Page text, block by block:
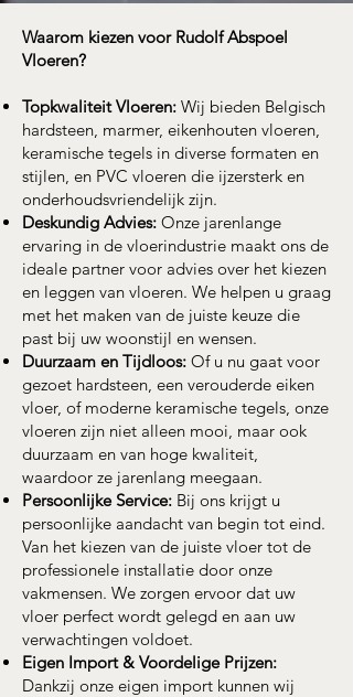
Waarom kiezen voor Rudolf Abspoel
Vloeren?
Topkwaliteit Vloeren: Wij bieden Belgisch
hardsteen, marmer, eikenhouten vloeren,
keramische tegels in diverse formaten en
stijlen, en PVC vloeren die ijzersterk en
onderhoudsvriendelijk zijn.
Deskundig Advies: Onze jarenlange
ervaring in de vloerindustrie maakt ons de
ideale partner voor advies over het kiezen
en leggen van vloeren. We helpen u graag
met het maken van de juiste keuze die
past bij uw woonstijl en wensen.
Duurzaam en Tijdloos: Of u nu gaat voor
gezoet hardsteen, een verouderde eiken
vloer, of moderne keramische tegels, onze
vloeren zijn niet alleen mooi, maar ook
duurzaam en van hoge kwaliteit,
waardoor ze jarenlang meegaan.
Persoonlijke Service: Bij ons krijgt u
persoonlijke aandacht van begin tot eind.
Van het kiezen van de juiste vloer tot de
professionele installatie door onze
vakmensen. We zorgen ervoor dat uw
vloer perfect wordt gelegd en aan uw
verwachtingen voldoet.
Eigen Import & Voordelige Prijzen:
Dankzij onze eigen import kunnen wij